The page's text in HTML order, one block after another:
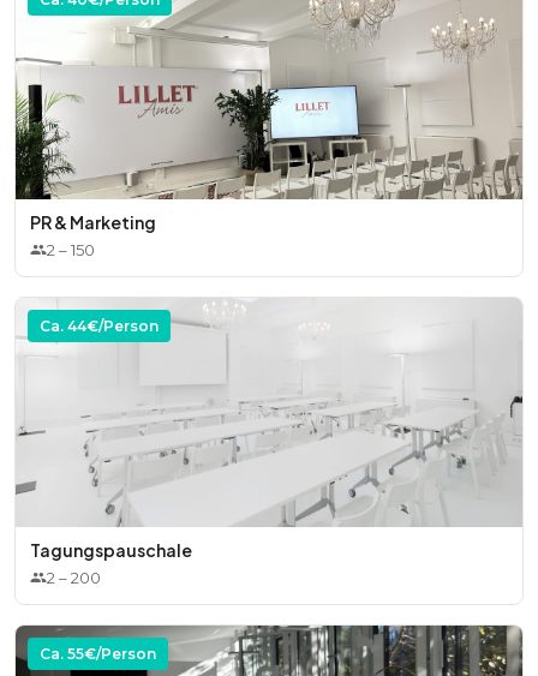
PR & Marketing
2 –150
Ca. 44€/Person
Tagungspauschale
2 –200
Ca. 55€/Person